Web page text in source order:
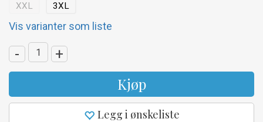
XXL 3XL
Vis varianter som liste
- +
Kjøp
Legg i ønskeliste